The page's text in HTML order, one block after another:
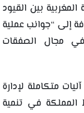
بين القيود
إلى “جوانب عملية
مجال الصفقات
متكاملة لإدارة
في تنمية